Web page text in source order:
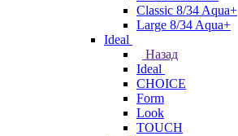
Classic 8/34 Aqua+
Large 8/34 Aqua+
Ideal
Назад
Ideal
CHOICE
Form
Look
TOUCH